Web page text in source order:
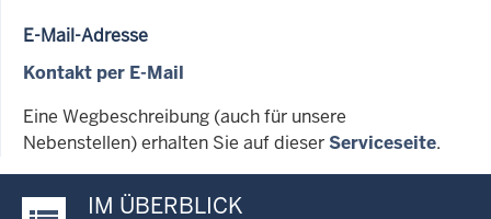
E-Mail-Adresse
Kontakt per E-Mail
Eine Wegbeschreibung (auch für unsere
Nebenstellen) erhalten Sie auf dieserServiceseite.
IM ÜBERBLICK